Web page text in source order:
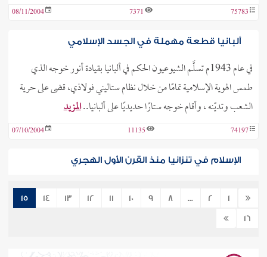
75783
7371
08/11/2004
ألبانيا قطعة مهملة في الجسد الإسلامي
في عام 1943م تسلَّم الشيوعيون الحكم في ألبانيا بقيادة أنور خوجه الذي
طمس الهوية الإسلامية تمامًا من خلال نظام ستاليني فولاذي، قضى على حرية
الشعب وتديّنه ، وأقام خوجه ستارًا حديديًا على ألبانيا..المزيد
74197
11135
07/10/2004
الإسلام في تنزانيا منذ القرن الأول الهجري
تتكون جمهورية تنزانيا الاتحادية من (تنجانيكا وزنجبار) بعد اتحادهما في دولة
واحدة باسم تنزانيا، ونسبة المسلمين فيها نحو 69% والعاصمة تسمى دار
السلام. وتقع تنزانيا في شرقي القارة الافريقية، ويحدها..
1
2
...
8
9
10
11
12
13
14
15
16